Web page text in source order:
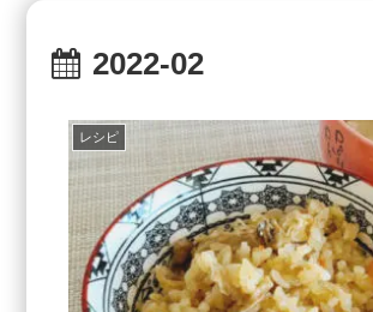
2022-02
レシピ